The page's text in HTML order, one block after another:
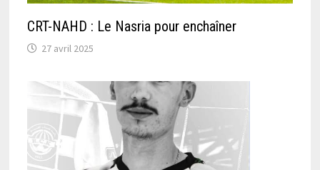
CRT-NAHD : Le Nasria pour enchaîner
27 avril 2025